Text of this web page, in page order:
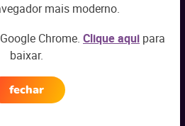
mais moderno.
Chrome. Clique aqui para
baixar.
fechar